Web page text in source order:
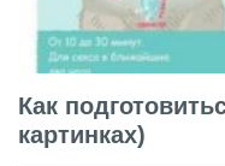
Как
картинках)